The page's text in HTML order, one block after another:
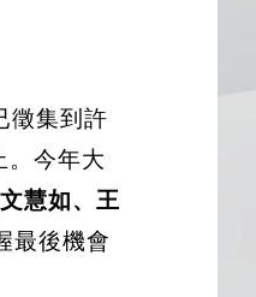
徵集到許
。今年大
慧如、王
最後機會